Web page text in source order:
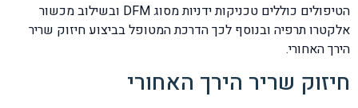
הטיפולים כוללים טכניקות ידניות מסוג DFM ובשילוב מכשור
אלקטרו תרפיה ובנוסף לכך הדרכת המטופל בביצוע חיזוק שריר
הירך האחורי.
חיזוק שריר הירך האחורי